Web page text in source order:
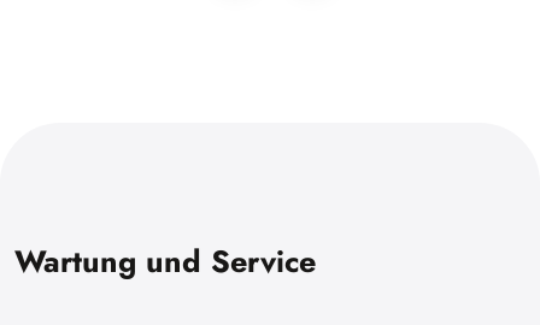
Wartung und Service